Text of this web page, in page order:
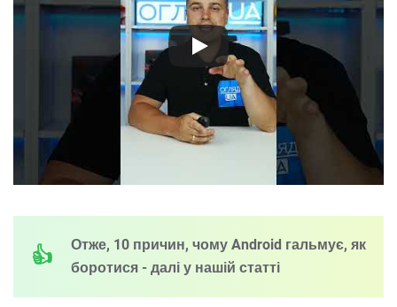
Отже, 10 причин, чому Android гальмує, як
боротися - далі у нашій статті